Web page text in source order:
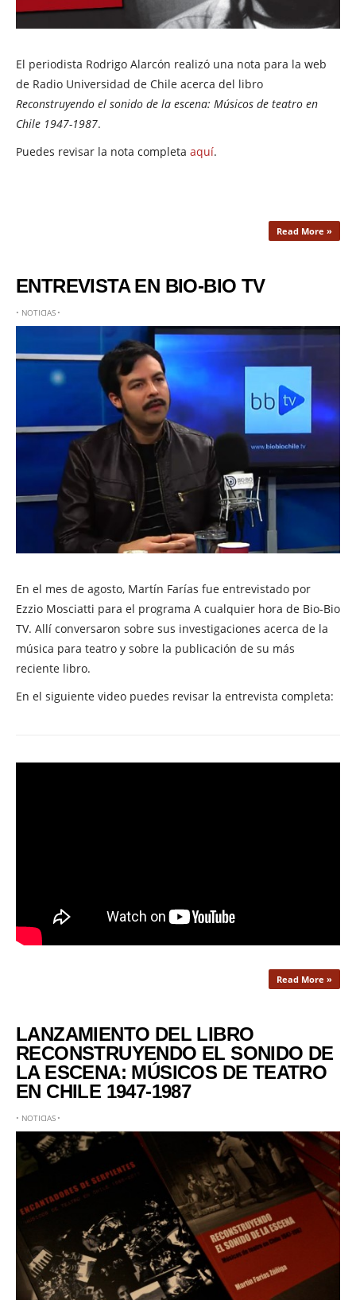
El periodista Rodrigo Alarcón realizó una nota para la web
de Radio Universidad de Chile acerca del libro
Reconstruyendo el sonido de la escena: Músicos de teatro en
Chile 1947-1987.
Puedes revisar la nota completa aquí.
Read More »
ENTREVISTA EN BIO-BIO TV
• NOTICIAS•
En el mes de agosto, Martín Farías fue entrevistado por
Ezzio Mosciatti para el programa A cualquier hora de Bio-Bio
TV. Allí conversaron sobre sus investigaciones acerca de la
música para teatro y sobre la publicación de su más
reciente libro.
En el siguiente video puedes revisar la entrevista completa:
Read More »
LANZAMIENTO DEL LIBRO
RECONSTRUYENDO EL SONIDO DE
LA ESCENA: MÚSICOS DE TEATRO
EN CHILE 1947-1987
• NOTICIAS•